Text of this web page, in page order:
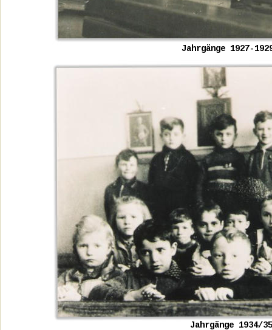
Jahrgänge 1927-
Jahrgänge 1934/35